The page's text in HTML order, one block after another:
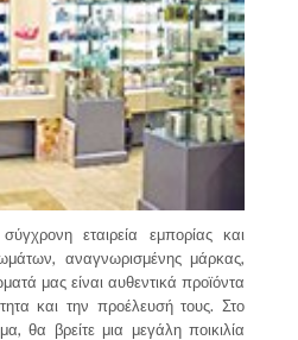
εταιρεία εμπορίας και
αναγνωρισμένης μάρκας,
μας είναι αυθεντικά προϊόντα
και την προέλευσή τους. Στο
θα βρείτε μια μεγάλη ποικιλία